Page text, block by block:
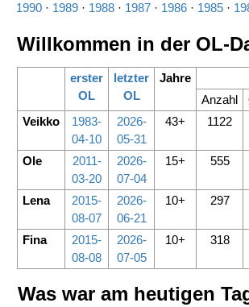
1990 · 1989 · 1988 · 1987 · 1986 · 1985 ·
Willkommen in der OL-
erster
OL
letzter
OL
Jahre
Anzahl
Veikko
1983-
04-10
2026-
05-31
43+ 1122
Ole
2011-
03-20
2026-
07-04
15+ 555
Lena
2015-
08-07
2026-
06-21
10+ 297
Fina
2015-
08-08
2026-
07-05
10+ 318
Was war am heutigen